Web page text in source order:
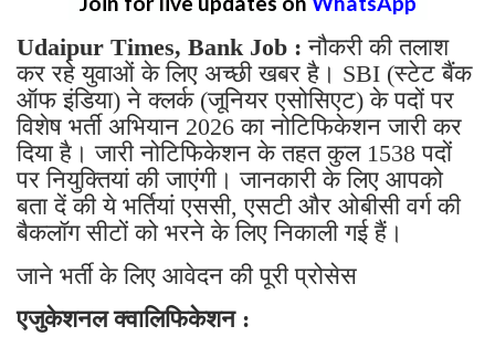
Udaipur Times, Bank Job :नौकरी की तलाश
कर रहे युवाओं के लिए अच्छी खबर है। SBI (स्टेट बैंक
ऑफ इंडिया) ने क्लर्क (जूनियर एसोसिएट) के पदों पर
विशेष भर्ती अभियान 2026 का नोटिफिकेशन जारी कर
दिया है। जारी नोटिफिकेशन के तहत कुल 1538 पदों
पर नियुक्तियां की जाएंगी। जानकारी के लिए आपको
बता दें की ये भर्तियां एससी, एसटी और ओबीसी वर्ग की
बैकलॉग सीटों को भरने के लिए निकाली गई हैं।
जाने भर्ती के लिए आवेदन की पूरी प्रोसेस
एजुकेशनल क्वालिफिकेशन :